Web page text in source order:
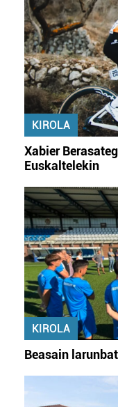
KIROLA
Xabier
Euskaltelekin
KIROLA
Beasain